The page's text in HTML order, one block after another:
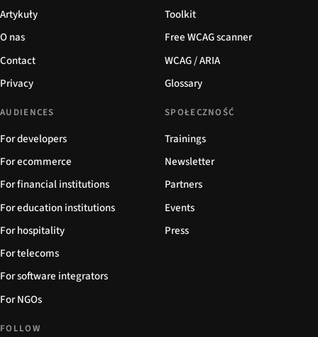
Artykuły
O nas
Contact
Privacy
Toolkit
Free WCAG scanner
WCAG / ARIA
Glossary
AUDIENCES
For developers
For ecommerce
For financial institutions
For education institutions
For hospitality
For telecoms
For software integrators
For NGOs
SPOŁECZNOŚĆ
Trainings
Newsletter
Partners
Events
Press
FOLLOW